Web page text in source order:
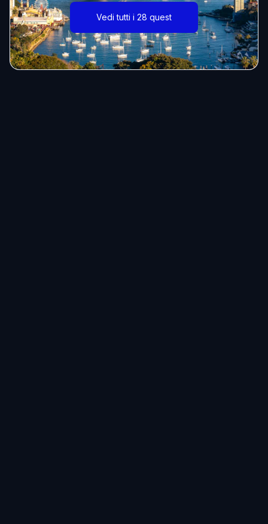
Vedi tutti i 28 quest